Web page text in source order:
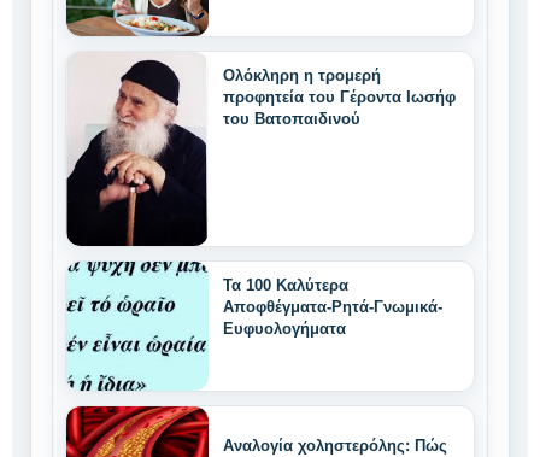
Ολόκληρη η τρομερή
προφητεία του Γέροντα Ιωσήφ
του Βατοπαιδινού
Τα 100 Καλύτερα
Αποφθέγματα-Ρητά-Γνωμικά-
Ευφυολογήματα
Αναλογία χοληστερόλης: Πώς